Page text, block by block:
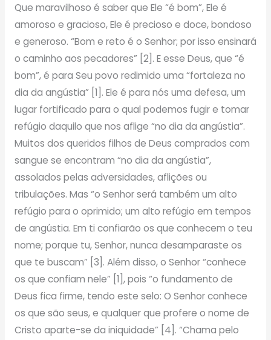
Que maravilhoso é saber que Ele “é bom”, Ele é
amoroso e gracioso, Ele é precioso e doce, bondoso
e generoso. “Bom e reto é o Senhor; por isso ensinará
o caminho aos pecadores” [2]. E esse Deus, que “é
bom”, é para Seu povo redimido uma “fortaleza no
dia da angústia” [1]. Ele é para nós uma defesa, um
lugar fortificado para o qual podemos fugir e tomar
refúgio daquilo que nos aflige “no dia da angústia”.
Muitos dos queridos filhos de Deus comprados com
sangue se encontram “no dia da angústia”,
assolados pelas adversidades, aflições ou
tribulações. Mas “o Senhor será também um alto
refúgio para o oprimido; um alto refúgio em tempos
de angústia. Em ti confiarão os que conhecem o teu
nome; porque tu, Senhor, nunca desamparaste os
que te buscam” [3]. Além disso, o Senhor “conhece
os que confiam nele” [1], pois “o fundamento de
Deus fica firme, tendo este selo: O Senhor conhece
os que são seus, e qualquer que profere o nome de
Cristo aparte-se da iniquidade” [4]. “Chama pelo